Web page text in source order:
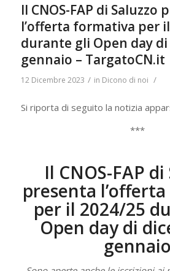
Il CNOS-FAP di Saluzzo
l’offerta formativa per
durante gli Open day
gennaio – TargatoCN.it
12 Dicembre 2023 / in Dicono di noi /
Si riporta di seguito la notizia
***
Il CNOS-FAP
presenta
per il 2024/25
Open day di
gennaio